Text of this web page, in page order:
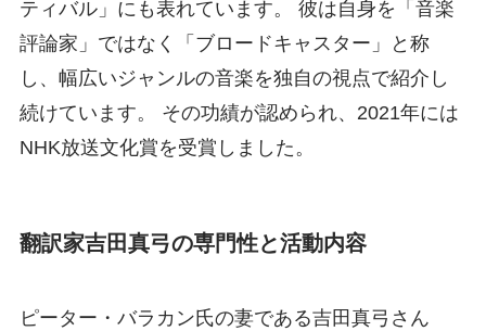
ティバル」にも表れています。 彼は自身を「音楽
評論家」ではなく「ブロードキャスター」と称
し、幅広いジャンルの音楽を独自の視点で紹介し
続けています。 その功績が認められ、2021年には
NHK放送文化賞を受賞しました。
翻訳家吉田真弓の専門性と活動内容
ピーター・バラカン氏の妻である吉田真弓さん